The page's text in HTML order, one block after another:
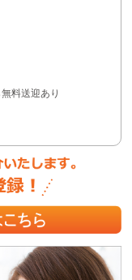
料送迎あり